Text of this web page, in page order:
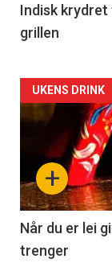
Indisk
grillen
Forsiden
akkurat
nå
-
2
+
UKENS DRINK
Når du er lei
trenger